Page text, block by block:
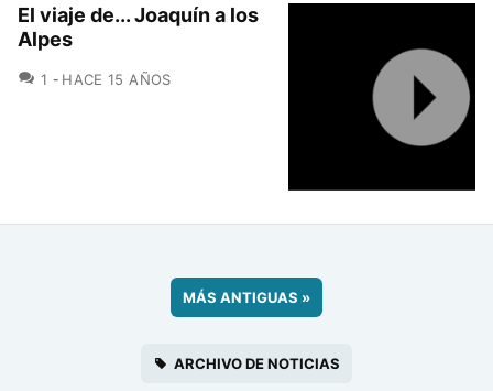
El viaje de... Joaquín a los
Alpes
1 COMENTARIOS
HACE 15 AÑOS
MÁS ANTIGUAS »
ARCHIVO DE NOTICIAS